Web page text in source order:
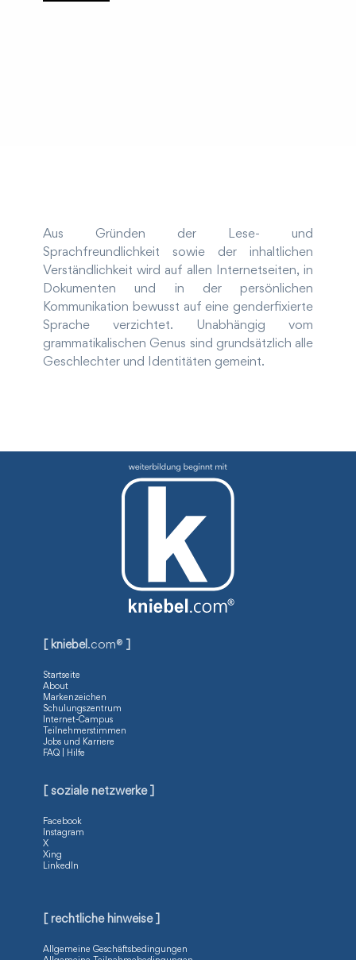
Aus Gründen der Lese- und
Sprachfreundlichkeit sowie der inhaltlichen
Verständlichkeit wird auf allen Internetseiten, in
Dokumenten und in der persönlichen
Kommunikation bewusst auf eine genderfixierte
Sprache verzichtet. Unabhängig vom
grammatikalischen Genus sind grundsätzlich alle
Geschlechter und Identitäten gemeint.
[ kniebel.com® ]
Startseite
About
Markenzeichen
Schulungszentrum
Internet-Campus
Teilnehmerstimmen
Jobs und Karriere
FAQ | Hilfe
[ soziale netzwerke ]
Facebook
Instagram
X
Xing
LinkedIn
[ rechtliche hinweise ]
Allgemeine Geschäftsbedingungen